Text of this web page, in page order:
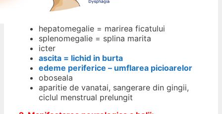
hepatomegalie = marirea ficatului
splenomegalie = splina marita
icter
ascita = lichid in burta
edeme periferice – umflarea picioarelor
oboseala
aparitie de vanatai, sangerare din gingii,
ciclul menstrual prelungit